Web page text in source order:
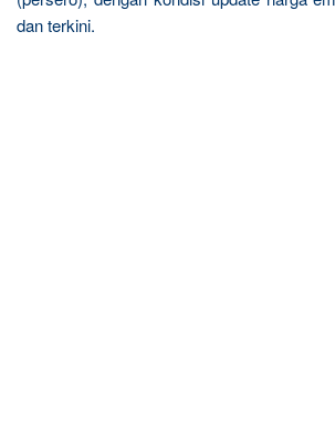
dan terkini.